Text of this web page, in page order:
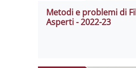
Metodi e problemi di
Asperti - 2022-23